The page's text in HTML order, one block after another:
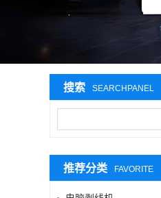
搜索 SEARCHPANEL
推荐分类 FAVORITE